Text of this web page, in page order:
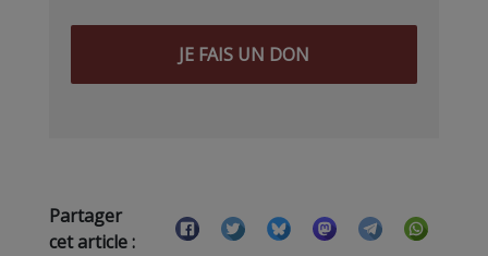
JE FAIS UN DON
Partager
cet article :